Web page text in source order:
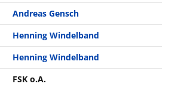
Andreas Gensch
Henning Windelband
Henning Windelband
FSK o.A.